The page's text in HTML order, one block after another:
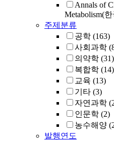
Annals of
Metabolism(
주제분류
공학 (163)
사회과학
의약학 (31)
복합학 (14)
교육 (13)
기타 (3)
자연과학
인문학 (2)
농수해양
발행연도